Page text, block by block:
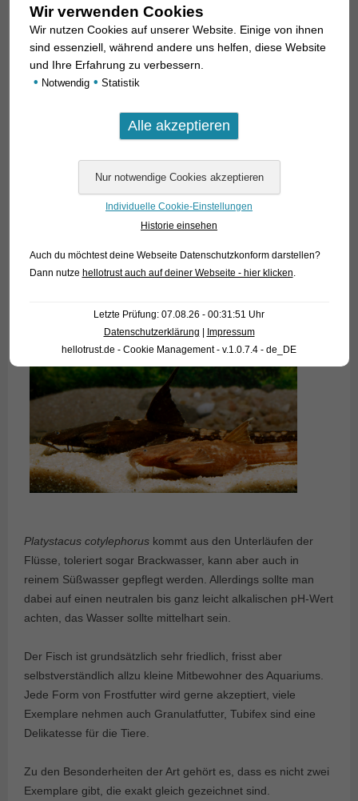
Platystacus cotylephorus kommt aus den Unterläufen der
Flüsse, toleriert sogar Brackwasser, kann aber auch in
reinem Süßwasser gepflegt werden. Allerdings sollte man
dabei auf einen neutralen bis ganz leicht alkalischen pH-Wert
achten, das Wasser sollte mittelhart sein.
Der Fisch ist grundsätzlich sehr friedlich, frisst aber
selbstverständlich allzu kleine Mitbewohner des Aquariums.
Jede Form von Frostfutter wird gerne akzeptiert, viele
Exemplare nehmen auch Granulatfutter, Tubifex sind eine
Delikatesse für die Tiere.
Zu den Besonderheiten der Art gehört es, dass es nicht zwei
Exemplare gibt, die exakt gleich gezeichnet sind.
Wir verwenden Cookies
Wir nutzen Cookies auf unserer Website. Einige von ihnen
sind essenziell, während andere uns helfen, diese Website
und Ihre Erfahrung zu verbessern.
• Notwendig • Statistik
Individuelle Cookie-Einstellungen
Historie einsehen
Auch du möchtest deine Webseite Datenschutzkonform darstellen?
Dann nutze hellotrust auch auf deiner Webseite - hier klicken.
Letzte Prüfung: 07.08.26 - 00:31:51 Uhr
Datenschutzerklärung
Impressum
hellotrust.de - Cookie Management - v.1.0.7.4 - de_DE